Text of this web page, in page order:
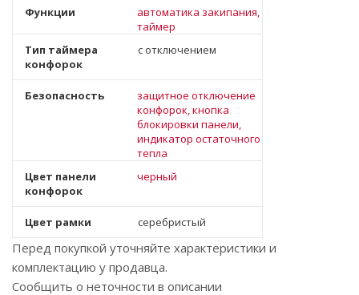
Функции
автоматика закипания,
таймер
Тип таймера
конфорок
с отключением
Безопасность
защитное отключение
конфорок, кнопка
блокировки панели,
индикатор остаточного
тепла
Цвет панели
конфорок
черный
Цвет рамки серебристый
Перед покупкой уточняйте характеристики и
комплектацию у продавца.
Сообщить о неточности в описании